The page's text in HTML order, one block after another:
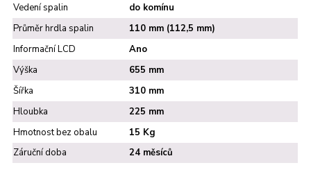
Vedení spalin
do komínu
Průměr hrdla spalin
110 mm (112,5 mm)
Informační LCD
Ano
Výška
655 mm
Šířka
310 mm
Hloubka
225 mm
Hmotnost bez obalu
15 Kg
Záruční doba
24 měsíců